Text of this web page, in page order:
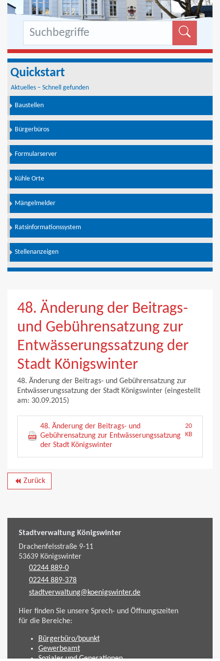
Quickstart
Aktuelles – Schnell gefunden
Baustellen
Bürgerbüros
Formularserver
Kühle Orte
Mängelmelder
Ratsinformationssystem
Stellenanzeigen
48. Änderung der Beitrags-
und Gebührensatzung zur
Entwässerungssatzung der
Stadt Königswinter
48. Änderung der Beitrags- und Gebührensatzung zur
Entwässerungssatzung der Stadt Königswinter (eingestellt
am: 30.09.2015)
48. Änderung der Beitrags- und
Gebührensatzung zur Entwässerungssatzung
der Stadt Königswinter
20
KB
backward Zurück
Stadtverwaltung Königswinter
Drachenfelsstraße 9-11
53639Königswinter
02244 889-0
02244 889-378
stadtverwaltung@koenigswinter.de
Hier finden Sie unsere Sprech- und Öffnungszeiten
für die Bereiche:
Bürgerbüro/bpunkt
Gewerbeamt
Soziales und Generationen